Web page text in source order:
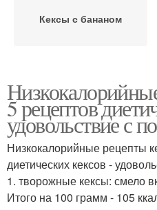
Кексы с бананом
Низкокалорийные
продукты
Низкокалорийные
сладости
5 рецептов
удовольствие с
Низкокалорийные рецепты
диетических кексов -
1. творожные кексы: смело
Итого на 100 грамм - 105